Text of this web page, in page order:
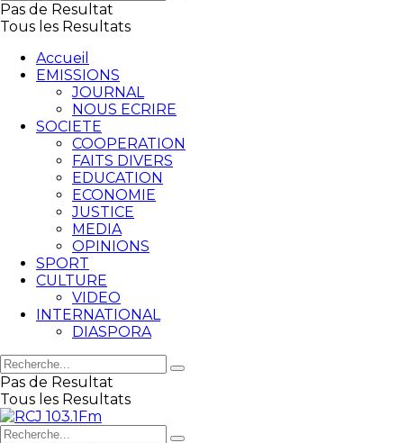
Pas de Resultat
Tous les Resultats
Accueil
EMISSIONS
JOURNAL
NOUS ECRIRE
SOCIETE
COOPERATION
FAITS DIVERS
EDUCATION
ECONOMIE
JUSTICE
MEDIA
OPINIONS
SPORT
CULTURE
VIDEO
INTERNATIONAL
DIASPORA
Pas de Resultat
Tous les Resultats